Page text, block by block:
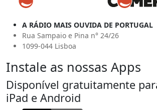
A RÁDIO MAIS OUVIDA DE PORTUGAL
Rua Sampaio e Pina n° 24/26
1099-044 Lisboa
Instale as nossas Apps
Disponível gratuitamente
iPad e Android